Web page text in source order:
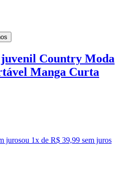
Country Moda
Manga Curta
jurosou 1x de R$ 39,99 sem juros